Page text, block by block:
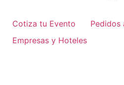
Cotiza tu Evento
Pedidos
Empresas y Hoteles